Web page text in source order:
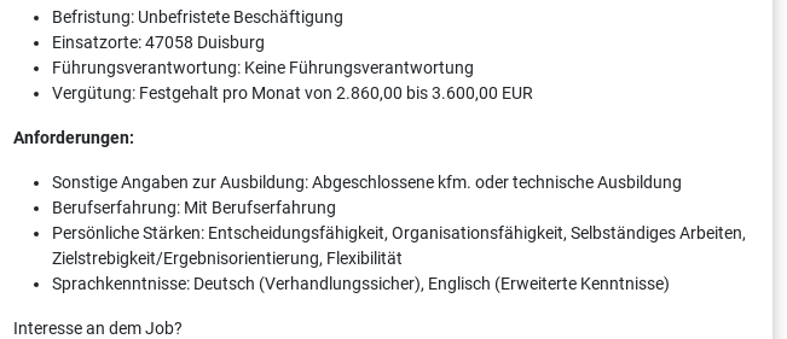
Befristung: Unbefristete Beschäftigung
Einsatzorte: 47058 Duisburg
Führungsverantwortung: Keine Führungsverantwortung
Vergütung: Festgehalt pro Monat von 2.860,00 bis 3.600,00 EUR
Anforderungen:
Sonstige Angaben zur Ausbildung: Abgeschlossene kfm. oder technische Ausbildung
Berufserfahrung: Mit Berufserfahrung
Persönliche Stärken: Entscheidungsfähigkeit, Organisationsfähigkeit, Selbständiges Arbeiten,
Zielstrebigkeit/Ergebnisorientierung, Flexibilität
Sprachkenntnisse: Deutsch (Verhandlungssicher), Englisch (Erweiterte Kenntnisse)
Interesse an dem Job?